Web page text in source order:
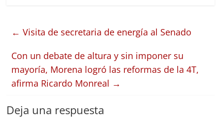
← Visita de secretaria de energía al Senado
Con un debate de altura y sin imponer su
mayoría, Morena logró las reformas de la 4T,
afirma Ricardo Monreal →
Deja una respuesta